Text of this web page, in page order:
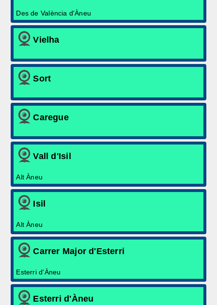
Des de València d'Àneu
Vielha
Sort
Caregue
Vall d'Isil
Alt Àneu
Isil
Alt Àneu
Carrer Major d'Esterri
Esterri d'Àneu
Esterri d'Àneu